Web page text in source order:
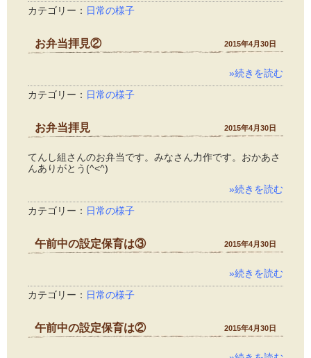
カテゴリー： 日常の様子
お弁当拝見② 2015年4月30日
»続きを読む
カテゴリー： 日常の様子
お弁当拝見 2015年4月30日
てんし組さんのお弁当です。みなさん力作です。おかあさ
んありがとう(^<^)
»続きを読む
カテゴリー： 日常の様子
午前中の設定保育は③ 2015年4月30日
»続きを読む
カテゴリー： 日常の様子
午前中の設定保育は② 2015年4月30日